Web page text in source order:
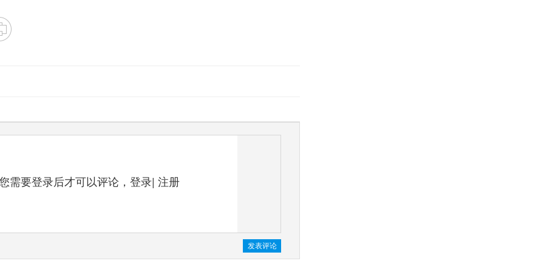
需要登录后才可以评论， 登录| 注册